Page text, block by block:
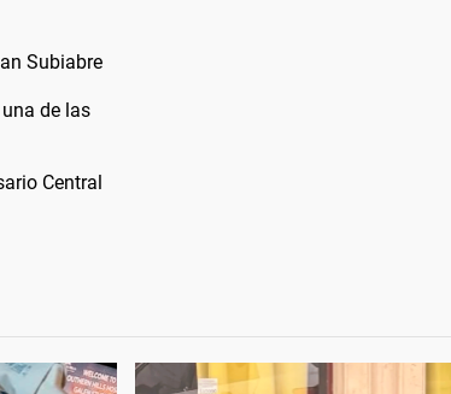
Subiabre
de las
Central